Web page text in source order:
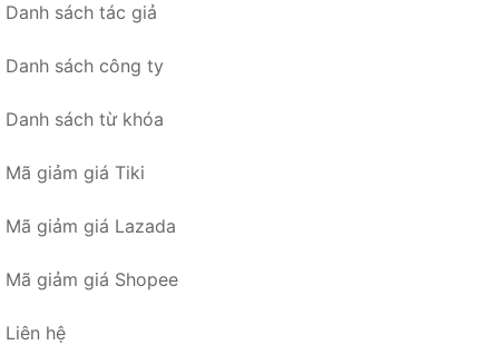
Danh sách tác giả
Danh sách công ty
Danh sách từ khóa
Mã giảm giá Tiki
Mã giảm giá Lazada
Mã giảm giá Shopee
Liên hệ